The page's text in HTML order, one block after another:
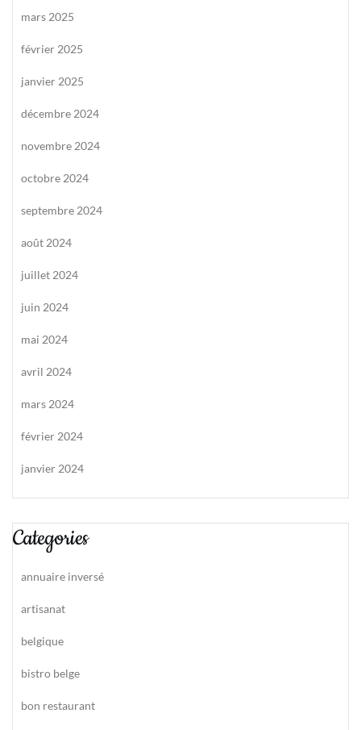
mars 2025
février 2025
janvier 2025
décembre 2024
novembre 2024
octobre 2024
septembre 2024
août 2024
juillet 2024
juin 2024
mai 2024
avril 2024
mars 2024
février 2024
janvier 2024
Categories
annuaire inversé
artisanat
belgique
bistro belge
bon restaurant